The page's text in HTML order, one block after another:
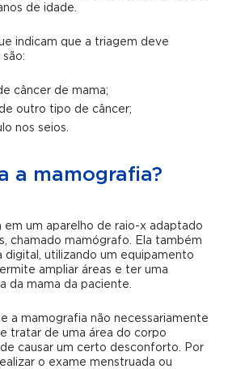
de idade.
indicam que a triagem deve
câncer de mama;
outro tipo de câncer;
nos seios.
a mamografia?
um aparelho de raio-x adaptado
chamado mamógrafo. Ela também
digital, utilizando um equipamento
ampliar áreas e ter uma
da mama da paciente.
a mamografia não necessariamente
tratar de uma área do corpo
causar um certo desconforto. Por
o exame menstruada ou